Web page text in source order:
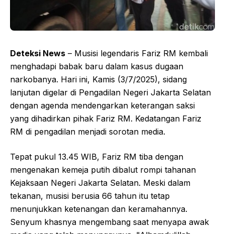
Deteksi News – Musisi legendaris Fariz RM kembali
menghadapi babak baru dalam kasus dugaan
narkobanya. Hari ini, Kamis (3/7/2025), sidang
lanjutan digelar di Pengadilan Negeri Jakarta Selatan
dengan agenda mendengarkan keterangan saksi
yang dihadirkan pihak Fariz RM. Kedatangan Fariz
RM di pengadilan menjadi sorotan media.
Tepat pukul 13.45 WIB, Fariz RM tiba dengan
mengenakan kemeja putih dibalut rompi tahanan
Kejaksaan Negeri Jakarta Selatan. Meski dalam
tekanan, musisi berusia 66 tahun itu tetap
menunjukkan ketenangan dan keramahannya.
Senyum khasnya mengembang saat menyapa awak